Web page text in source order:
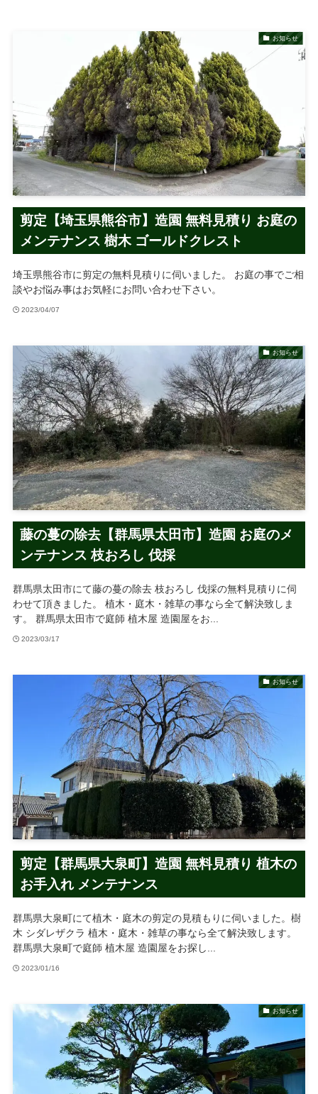
お知らせ
剪定【埼玉県熊谷市】造園 無料見積り お庭の
メンテナンス 樹木 ゴールドクレスト
埼玉県熊谷市に剪定の無料見積りに伺いました。 お庭の事でご相
談やお悩み事はお気軽にお問い合わせ下さい。
2023/04/07
お知らせ
藤の蔓の除去【群馬県太田市】造園 お庭のメ
ンテナンス 枝おろし 伐採
群馬県太田市にて藤の蔓の除去 枝おろし 伐採の無料見積りに伺
わせて頂きました。 植木・庭木・雑草の事なら全て解決致しま
す。 群馬県太田市で庭師 植木屋 造園屋をお...
2023/03/17
お知らせ
剪定【群馬県大泉町】造園 無料見積り 植木の
お手入れ メンテナンス
群馬県大泉町にて植木・庭木の剪定の見積もりに伺いました。樹
木 シダレザクラ 植木・庭木・雑草の事なら全て解決致します。
群馬県大泉町で庭師 植木屋 造園屋をお探し...
2023/01/16
お知らせ